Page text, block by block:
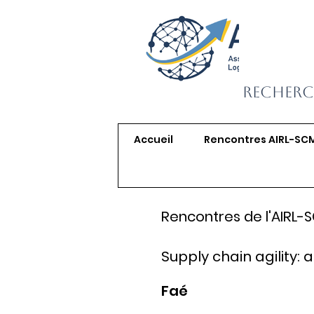
Accueil Rencontres AIRL-
Rencontres de l'AIRL-
Supply chain agility:
Faé